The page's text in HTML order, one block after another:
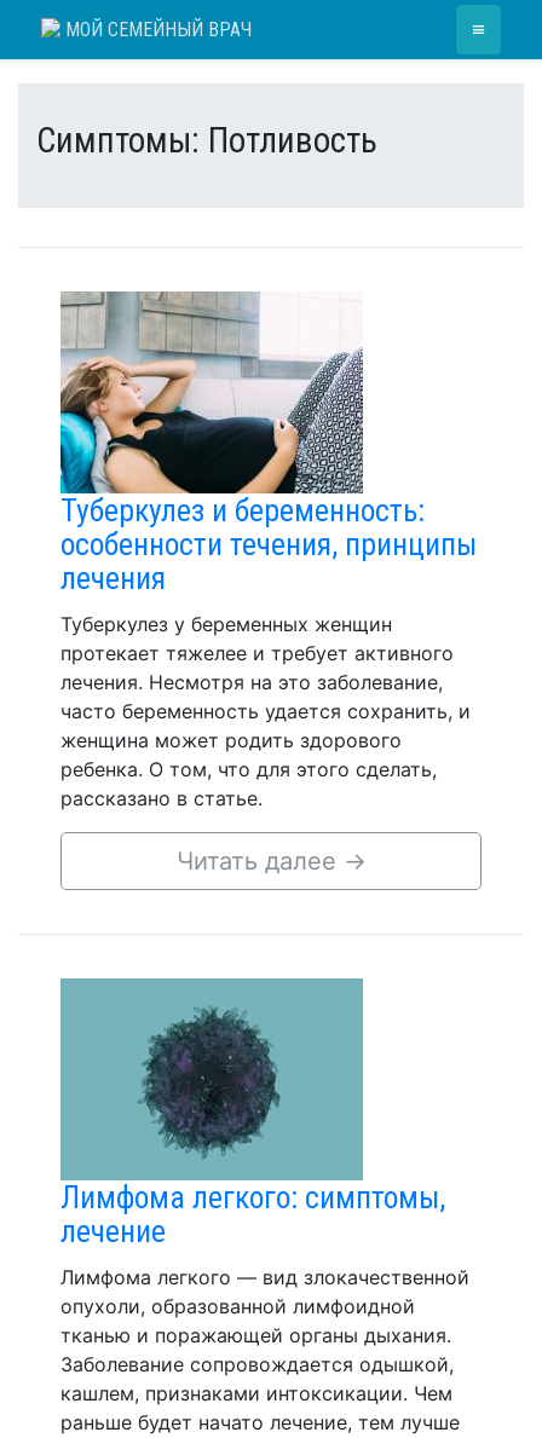
МОЙ СЕМЕЙНЫЙ ВРАЧ ≡
Симптомы: Потливость
Туберкулез и беременность:
особенности течения, принципы
лечения
Туберкулез у беременных женщин
протекает тяжелее и требует активного
лечения. Несмотря на это заболевание,
часто беременность удается сохранить, и
женщина может родить здорового
ребенка. О том, что для этого сделать,
рассказано в статье.
Читать далее →
Лимфома легкого: симптомы,
лечение
Лимфома легкого — вид злокачественной
опухоли, образованной лимфоидной
тканью и поражающей органы дыхания.
Заболевание сопровождается одышкой,
кашлем, признаками интоксикации. Чем
раньше будет начато лечение, тем лучше